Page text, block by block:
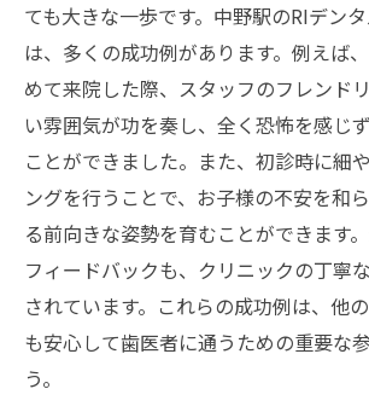
ても大きな一歩です。中野駅のRIデン
は、多くの成功例があります。例えば
めて来院した際、スタッフのフレンド
い雰囲気が功を奏し、全く恐怖を感じ
ことができました。また、初診時に細
ングを行うことで、お子様の不安を和
る前向きな姿勢を育むことができます
フィードバックも、クリニックの丁寧
されています。これらの成功例は、他
も安心して歯医者に通うための重要な
う。